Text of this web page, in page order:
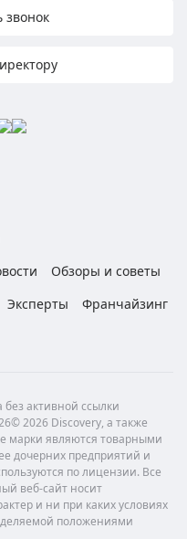
звонок
Обзоры и советы
Эксперты
Франчайзинг
активной ссылки
2026 Discovery, а также
марки являются товарными
дочерних предприятий и
по лицензии. Все
веб-сайт носит
и ни при каких условиях
положениями